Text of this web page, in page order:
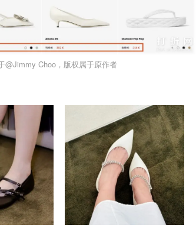
@Jimmy Choo，版权属于原作者